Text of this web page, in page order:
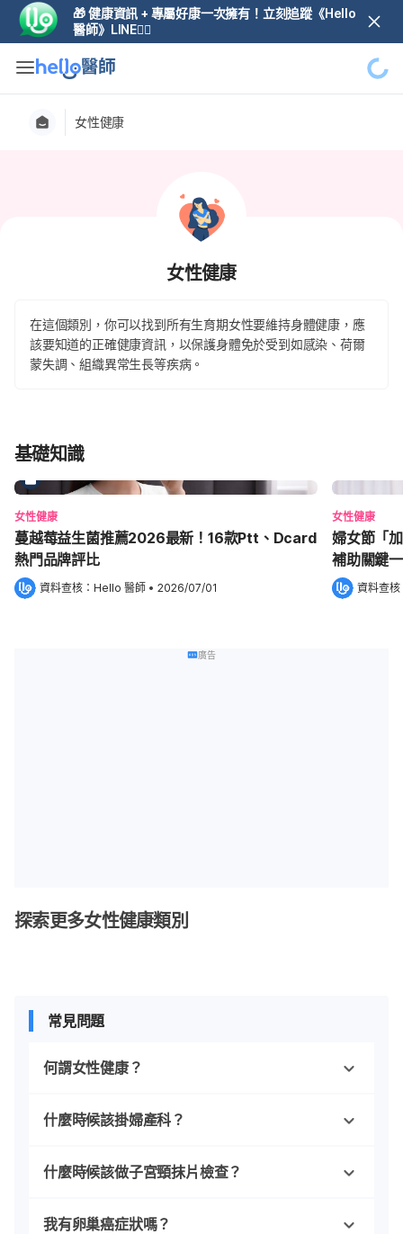
🎁 健康資訊 + 專屬好康一次擁有！立刻追蹤《Hello
醫師》LINE👆🏼
女性健康
女性健康
在這個類別，你可以找到所有生育期女性要維持身體健康，應
該要知道的正確健康資訊，以保護身體免於受到如感染、荷爾
蒙失調、組織異常生長等疾病。
基礎知識
女性健康
蔓越莓益生菌推薦2026最新！16款Ptt、Dcard
熱門品牌評比
資料查核： Hello 醫師 • 2026/07/01
女性健康
婦女節「
補助關鍵
資料查核
廣告
探索更多女性健康類別
常見問題
何謂女性健康？
什麼時候該掛婦產科？
什麼時候該做子宮頸抹片檢查？
我有卵巢癌症狀嗎？